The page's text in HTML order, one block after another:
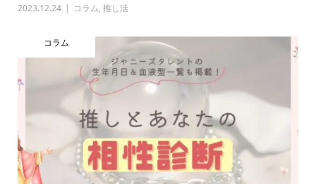
2023.12.24 コラム, 推し活
コラム